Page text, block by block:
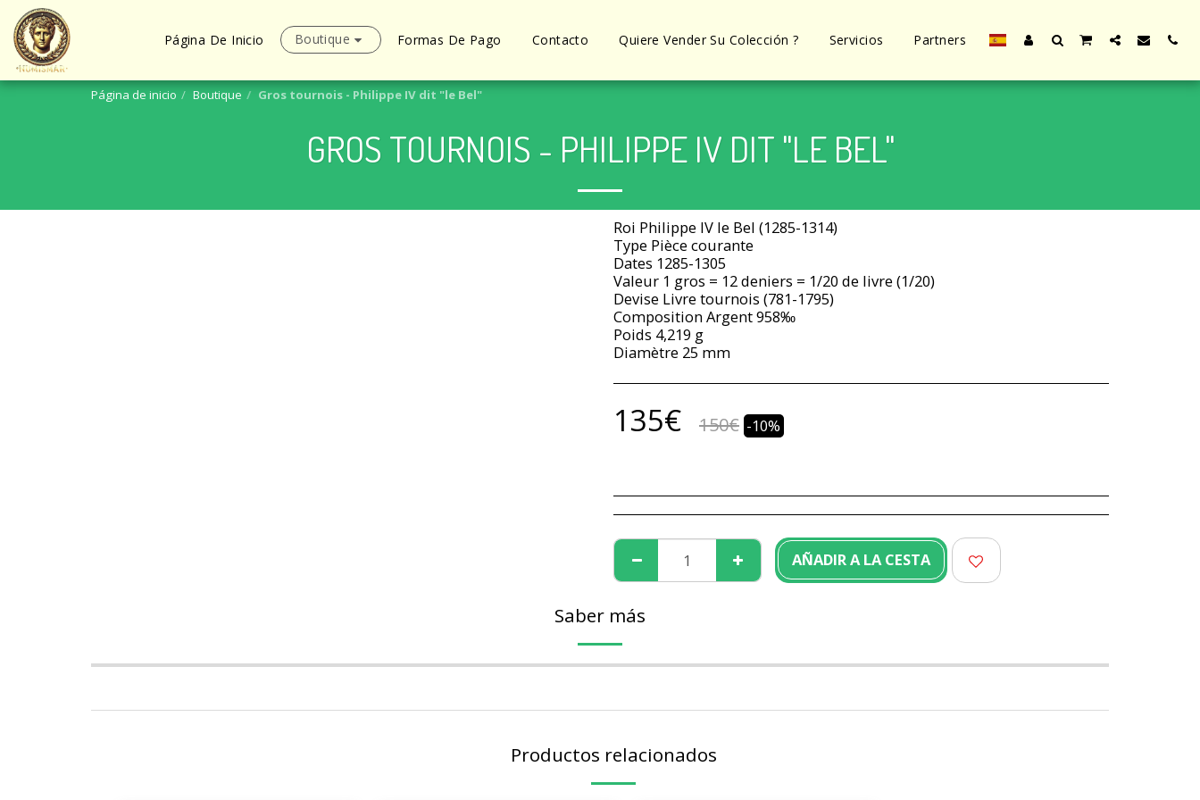
Página De Inicio Boutique Formas De Pago Contacto Quiere Vender Su Colección ? Servicios Partners
Página de inicio Boutique Gros tournois - Philippe IV dit "le Bel"
GROS TOURNOIS - PHILIPPE IV DIT "LE BEL"
Roi Philippe IV le Bel (1285-1314)
Type Pièce courante
Dates 1285-1305
Valeur 1 gros = 12 deniers = 1/20 de livre (1/20)
Devise Livre tournois (781-1795)
Composition Argent 958‰
Poids 4,219 g
Diamètre 25 mm
135€ 150€ -10%
AÑADIR A LA CESTA
Saber más
Productos relacionados